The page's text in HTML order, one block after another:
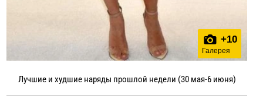
+10
Галерея
Лучшие и худшие наряды прошлой недели (30 мая-6 июня)